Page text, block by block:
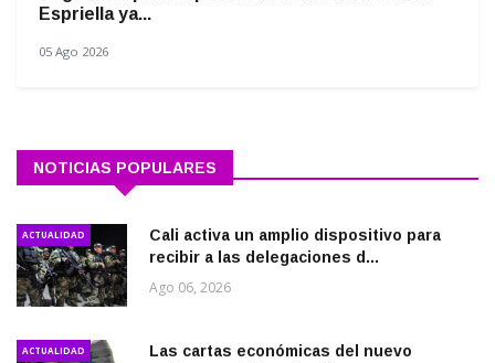
Espriella ya...
05 Ago 2026
NOTICIAS POPULARES
ACTUALIDAD
Cali activa un amplio dispositivo para
recibir a las delegaciones d...
Ago 06, 2026
ACTUALIDAD
Las cartas económicas del nuevo